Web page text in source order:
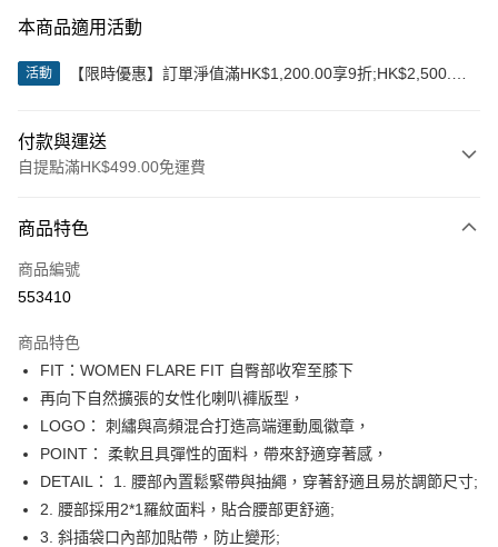
本商品適用活動
活動
【限時優惠】訂單淨值滿HK$1,200.00享9折;HK$2,500.00
付款與運送
自提點滿HK$499.00免運費
信用卡
Apple Pay
AlipayHK
WeChat Pay
送貨方式
每筆HK$50.00，滿HK$499.00或以上免運費
商品特色
商品編號
553410
商品特色
FIT：WOMEN FLARE FIT 自臀部收窄至膝下
再向下自然擴張的女性化喇叭褲版型，
LOGO： 刺繡與高頻混合打造高端運動風徽章，
POINT： 柔軟且具彈性的面料，帶來舒適穿著感，
DETAIL： 1. 腰部內置鬆緊帶與抽繩，穿著舒適且易於調節尺寸;
2. 腰部採用2*1羅紋面料，貼合腰部更舒適;
3. 斜插袋口內部加貼帶，防止變形;